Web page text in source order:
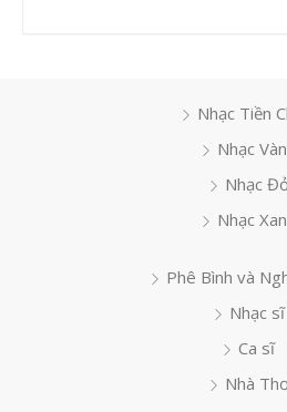
Nhạc Tiền
Nhạc
Nhạc Đỏ
Nhạc
Phê Bình và
Nhạc sĩ
Ca sĩ
Nhà